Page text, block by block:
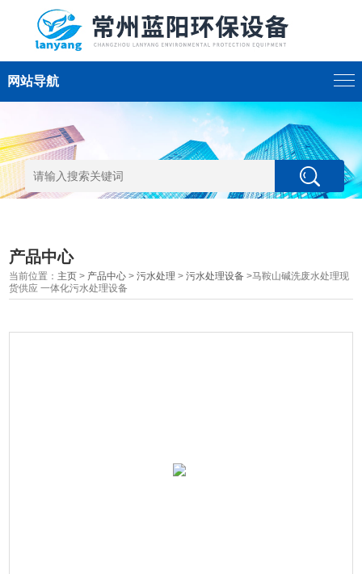
网站导航
产品中心
当前位置： 主页 > 产品中心 >污水处理 >污水处理设备 >马鞍山碱洗废水处理现
货供应 一体化污水处理设备